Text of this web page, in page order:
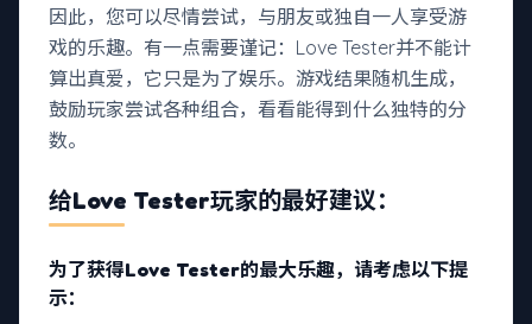
因此，您可以尽情尝试，与朋友或独自一人享受游
戏的乐趣。有一点需要谨记：Love Tester并不能计
算出真爱，它只是为了娱乐。游戏结果随机生成，
鼓励玩家尝试各种组合，看看能得到什么独特的分
数。
给Love Tester玩家的最好建议：
为了获得Love Tester的最大乐趣，请考虑以下提
示：